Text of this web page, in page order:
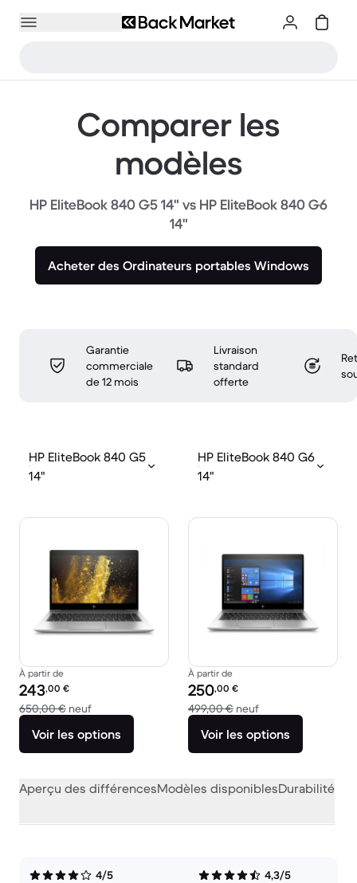
Comparer les
modèles
HP EliteBook 840 G5 14" vs HP EliteBook 840 G6
14"
Acheter des Ordinateurs portables Windows
Garantie
commerciale
de 12 mois
Livraison
standard
offerte
HP EliteBook 840 G5
14"
HP EliteBook 840 G6
14"
À partir de
Prix reconditionné :
243,00 €
650,00 € neufcontre 650,00 € neuf
Voir les options
À partir de
Prix reconditionné :
250,00 €
499,00 € neufcontre 499,00 €
Voir les options
Aperçu des différencesModèles disponiblesDurabilité
4/5
4,3/5